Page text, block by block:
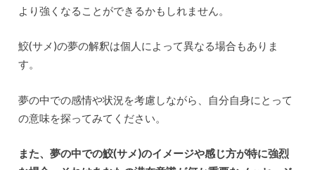
より強くなることができるかもしれません。
鮫(サメ)の夢の解釈は個人によって異なる場合もありま
す。
夢の中での感情や状況を考慮しながら、自分自身にとって
の意味を探ってみてください。
また、夢の中での鮫(サメ)のイメージや感じ方が特に強烈